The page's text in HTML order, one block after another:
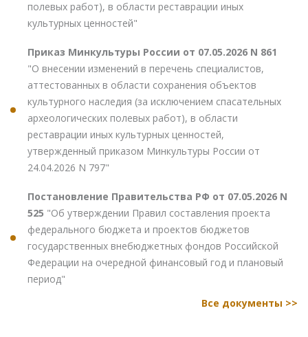
полевых работ), в области реставрации иных
культурных ценностей"
Приказ Минкультуры России от 07.05.2026 N 861
"О внесении изменений в перечень специалистов,
аттестованных в области сохранения объектов
культурного наследия (за исключением спасательных
археологических полевых работ), в области
реставрации иных культурных ценностей,
утвержденный приказом Минкультуры России от
24.04.2026 N 797"
Постановление Правительства РФ от 07.05.2026 N
525 "Об утверждении Правил составления проекта
федерального бюджета и проектов бюджетов
государственных внебюджетных фондов Российской
Федерации на очередной финансовый год и плановый
период"
Все документы >>